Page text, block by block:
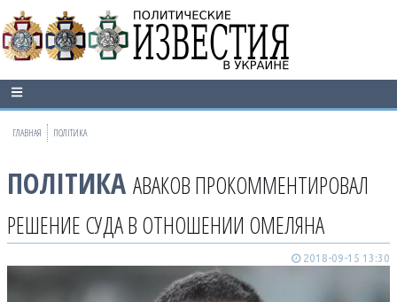
ГЛАВНАЯ ПОЛІТИКА
ПОЛІТИКА АВАКОВ ПРОКОММЕНТИРОВАЛ
РЕШЕНИЕ СУДА В ОТНОШЕНИИ ОМЕЛЯНА
2018-09-15 13:30